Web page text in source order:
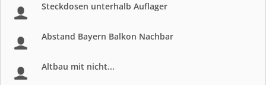
Steckdosen unterhalb Auflager
Abstand Bayern Balkon Nachbar
Altbau mit nicht...